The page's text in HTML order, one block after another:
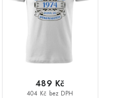
404 Kč bez DPH
489 Kč